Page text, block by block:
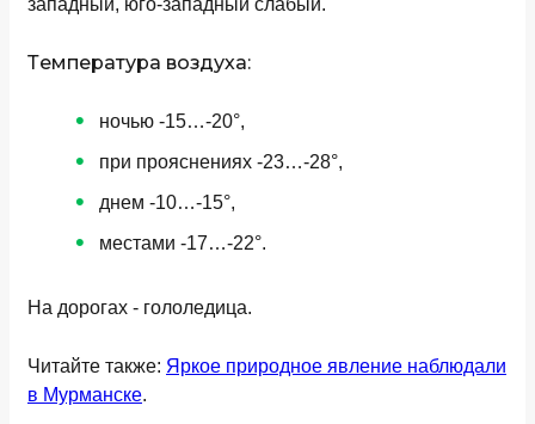
западный, юго-западный слабый.
Температура воздуха:
ночью -15…-20°,
при прояснениях -23…-28°,
днем -10…-15°,
местами -17…-22°.
На дорогах - гололедица.
Читайте также: Яркое природное явление наблюдали
в Мурманске.